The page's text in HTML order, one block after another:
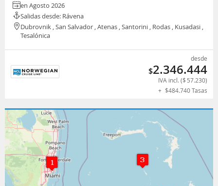
en Agosto 2026
Salidas desde: Rávena
Dubrovnik , San Salvador , Atenas , Santorini , Rodas , Kusadasi ,
Tesalónica
desde
$2.346.444
IVA incl. ($ 57.230)
+ $484.740Tasas